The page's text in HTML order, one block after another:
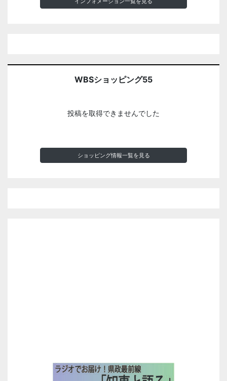
WBSショッピング55
投稿を取得できませんでした
ショッピング情報一覧を見る